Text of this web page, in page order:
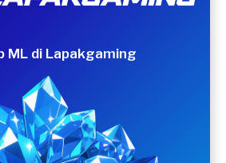
ML di Lapakgaming